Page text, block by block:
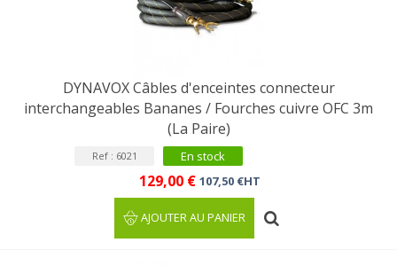
DYNAVOX Câbles d'enceintes connecteur
interchangeables Bananes / Fourches cuivre OFC 3m
(La Paire)
Ref : 6021 En stock
129,00 € 107,50 €HT
AJOUTER AU PANIER